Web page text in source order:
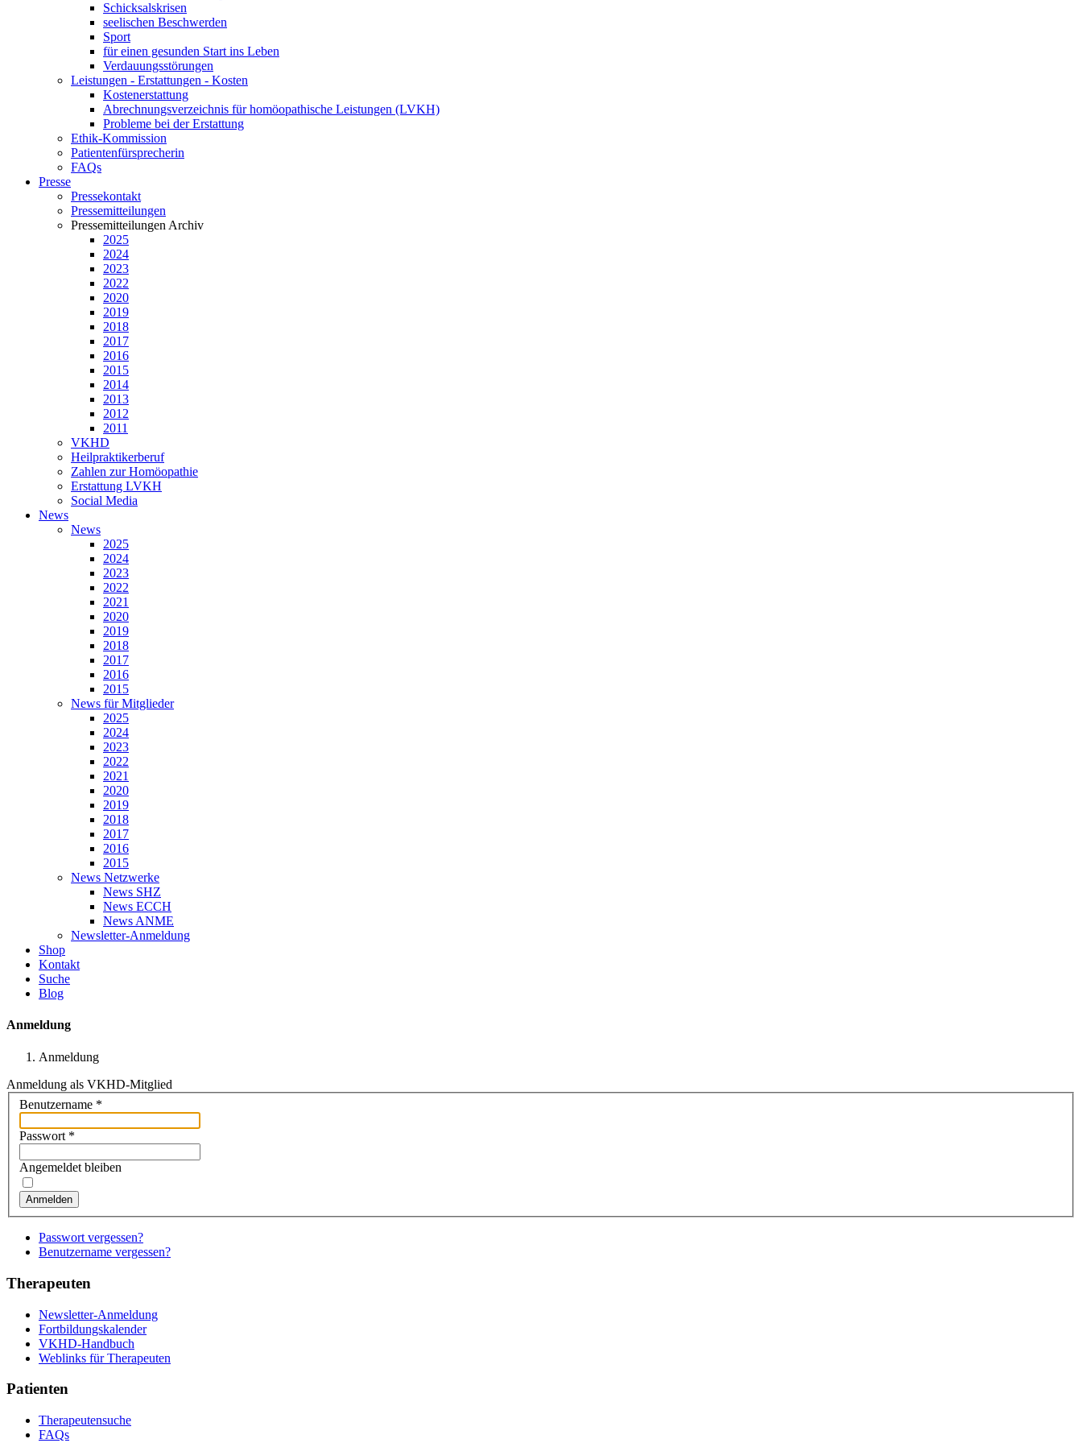
Schicksalskrisen
seelischen Beschwerden
Sport
für einen gesunden Start ins Leben
Verdauungsstörungen
Leistungen - Erstattungen - Kosten
Kostenerstattung
Abrechnungsverzeichnis für homöopathische Leistungen (LVKH)
Probleme bei der Erstattung
Ethik-Kommission
Patientenfürsprecherin
FAQs
Presse
Pressekontakt
Pressemitteilungen
Pressemitteilungen Archiv
2025
2024
2023
2022
2020
2019
2018
2017
2016
2015
2014
2013
2012
2011
VKHD
Heilpraktikerberuf
Zahlen zur Homöopathie
Erstattung LVKH
Social Media
News
News
2025
2024
2023
2022
2021
2020
2019
2018
2017
2016
2015
News für Mitglieder
2025
2024
2023
2022
2021
2020
2019
2018
2017
2016
2015
News Netzwerke
News SHZ
News ECCH
News ANME
Newsletter-Anmeldung
Shop
Kontakt
Suche
Blog
Anmeldung
Anmeldung
Anmeldung als VKHD-Mitglied
Benutzername *
Passwort *
Angemeldet bleiben
Anmelden
Passwort vergessen?
Benutzername vergessen?
Therapeuten
Newsletter-Anmeldung
Fortbildungskalender
VKHD-Handbuch
Weblinks für Therapeuten
Patienten
Therapeutensuche
FAQs